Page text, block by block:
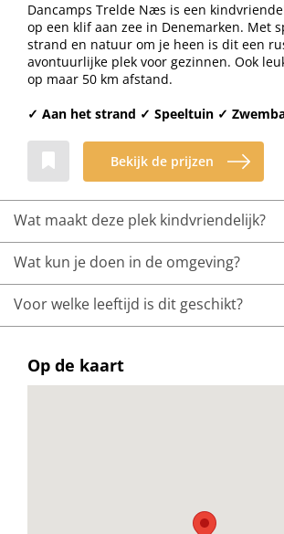
Dancamps Trelde Næs is een
op een klif aan zee in Denemarken. Met
strand en natuur om je heen is dit een
avontuurlijke plek voor gezinnen. Ook
op maar 50 km afstand.
✓ Aan het strand ✓ Speeltuin ✓
Bekijk de prijzen
Wat maakt deze plek kindvriendelijk?
Wat kun je doen in de omgeving?
Voor welke leeftijd is dit geschikt?
Op de kaart